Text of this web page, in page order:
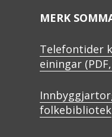
MERK
Telefontider
einingar
folkebibliotek